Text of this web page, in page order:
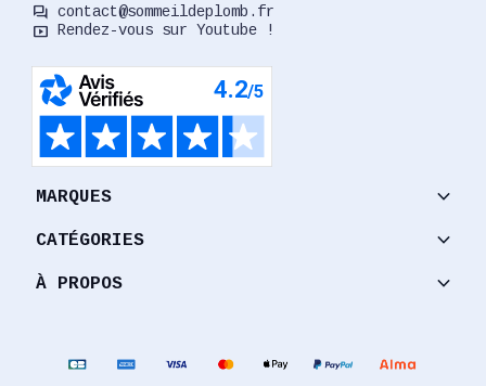
forum contact@sommeildeplomb.fr
smart_display Rendez-vous sur Youtube !
MARQUES keyboard_arrow_down
CATÉGORIES keyboard_arrow_down
À PROPOS keyboard_arrow_down